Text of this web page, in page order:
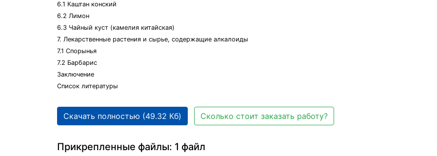
6.1 Каштан конский
6.2 Лимон
6.3 Чайный куст (камелия китайская)
7. Лекарственные растения и сырье, содержащие алкалоиды
7.1 Спорынья
7.2 Барбарис
Заключение
Список литературы
Скачать полностью (49.32 Кб) Сколько стоит заказать работу?
Прикрепленные файлы: 1 файл